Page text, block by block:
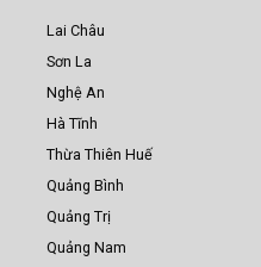
Lai Châu
Sơn La
Nghệ An
Hà Tĩnh
Thừa Thiên Huế
Quảng Bình
Quảng Trị
Quảng Nam